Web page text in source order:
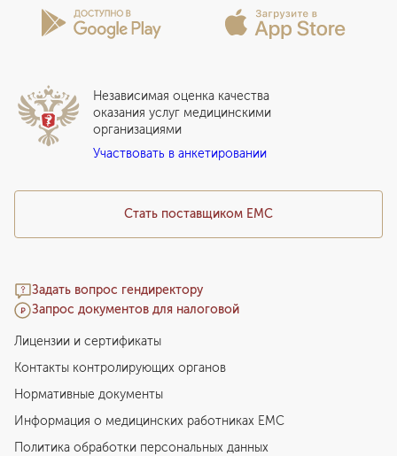
Лицензии и сертификаты
Сотрудничество
Вакцинация
Стационар
Прайс-лист
Подарочный сертификат EMC
Медицинский туризм
Вопросы и ответы
Статьи
Программы привилегий
Стать поставщиком ЕМС
Задать вопрос гендиректору
Запрос документов для налоговой
Независимая оценка качества
оказания услуг медицинскими
организациями
Участвовать в анкетировании
Лицензии и сертификаты
Контакты контролирующих органов
Нормативные документы
Информация о медицинских работниках EMC
Политика обработки персональных данных